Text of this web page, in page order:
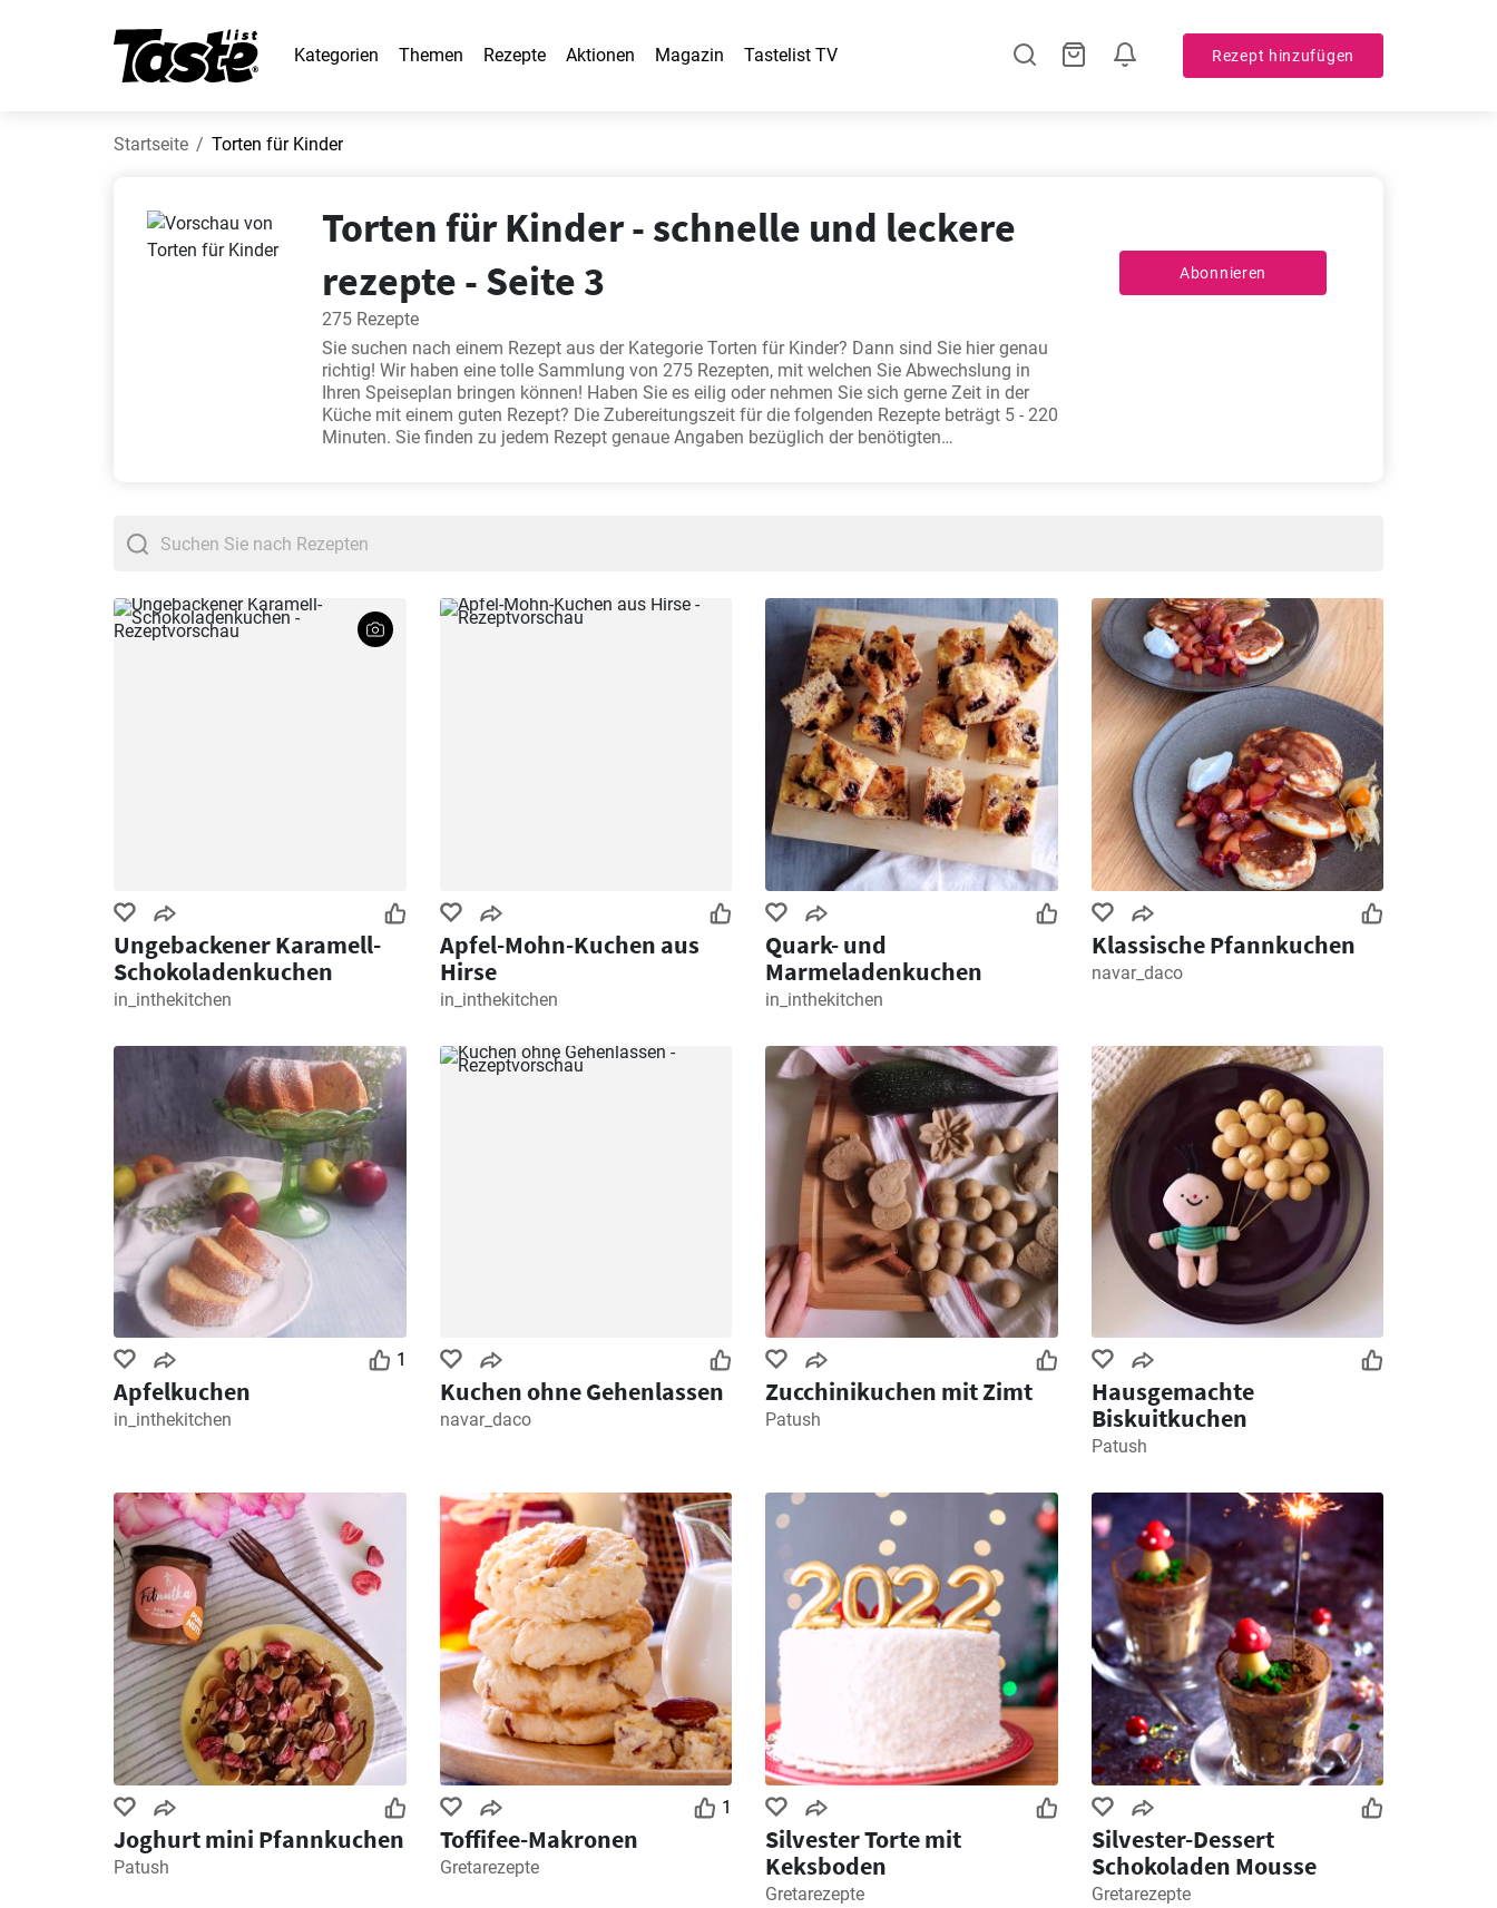
Kategorien Themen Rezepte Aktionen Magazin Tastelist TV Rezept hinzufügen
Startseite Torten für Kinder
Torten für Kinder - schnelle und leckere
rezepte - Seite 3
275 Rezepte
Sie suchen nach einem Rezept aus der Kategorie Torten für Kinder? Dann sind Sie hier genau
richtig! Wir haben eine tolle Sammlung von 275 Rezepten, mit welchen Sie Abwechslung in
Ihren Speiseplan bringen können! Haben Sie es eilig oder nehmen Sie sich gerne Zeit in der
Küche mit einem guten Rezept? Die Zubereitungszeit für die folgenden Rezepte beträgt 5 - 220
Minuten. Sie finden zu jedem Rezept genaue Angaben bezüglich der benötigten
Abonnieren
Ungebackener Karamell-
Schokoladenkuchen
in_inthekitchen
Apfel-Mohn-Kuchen aus
Hirse
in_inthekitchen
Quark- und
Marmeladenkuchen
in_inthekitchen
Klassische Pfannkuchen
navar_daco
1
Apfelkuchen
in_inthekitchen
Kuchen ohne Gehenlassen
navar_daco
Zucchinikuchen mit Zimt
Patush
Hausgemachte
Biskuitkuchen
Patush
Joghurt mini Pfannkuchen
Patush
1
Toffifee-Makronen
Gretarezepte
Silvester Torte mit
Keksboden
Gretarezepte
Silvester-Dessert
Schokoladen Mousse
Gretarezepte